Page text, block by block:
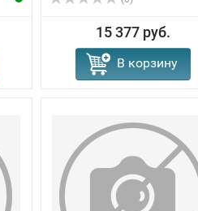
15 377 руб.
В корзину